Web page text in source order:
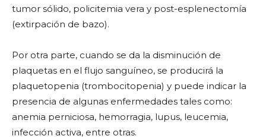
tumor sólido, policitemia vera y post-esplenectomía
(extirpación de bazo).
Por otra parte, cuando se da la disminución de
plaquetas en el flujo sanguíneo, se producirá la
plaquetopenia (trombocitopenia) y puede indicar la
presencia de algunas enfermedades tales como:
anemia perniciosa, hemorragia, lupus, leucemia,
infección activa, entre otras.